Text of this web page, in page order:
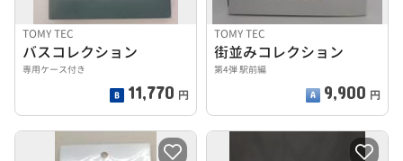
TOMY TEC
バスコレクション
専用ケース付き
11,770 円
TOMY TEC
街並みコレクション
第4弾 駅前編
9,900 円